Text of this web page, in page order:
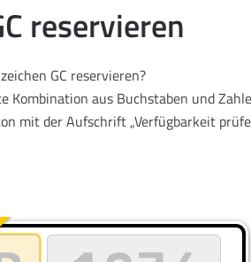
reservieren
GC reservieren?
Kombination aus Buchstaben und
mit der Aufschrift „Verfügbarkeit